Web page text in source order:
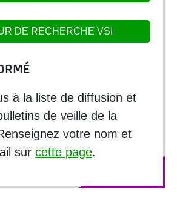
DE RECHERCHE VSI
à la liste de diffusion et
de veille de la
votre nom et
surcette page.